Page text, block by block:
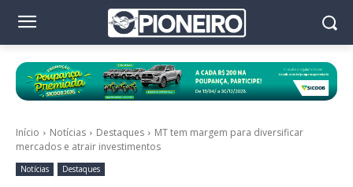
Início Notícias Destaques
MT tem margem para diversificar
mercados e atrair investimentos
Notícias Destaques